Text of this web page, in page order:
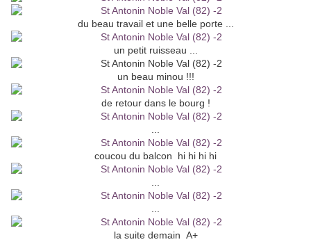
du beau travail et une belle porte ...
un petit ruisseau ...
un beau minou !!!
de retour dans le bourg !
coucou du balcon hi hi hi hi
la suite demain A+